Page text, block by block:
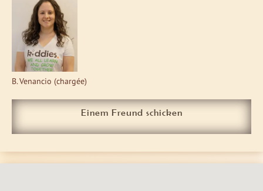
B. Venancio (chargée)
Einem Freund schicken